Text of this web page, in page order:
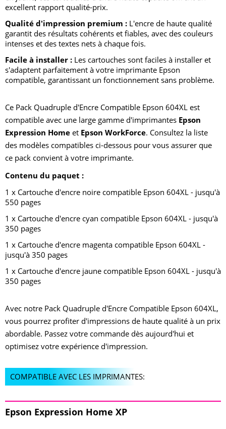
excellent rapport qualité-prix.
Qualité d'impression premium : L'encre de haute qualité
garantit des résultats cohérents et fiables, avec des couleurs
intenses et des textes nets à chaque fois.
Facile à installer : Les cartouches sont faciles à installer et
s'adaptent parfaitement à votre imprimante Epson
compatible, garantissant un fonctionnement sans problème.
Ce Pack Quadruple d'Encre Compatible Epson 604XL est
compatible avec une large gamme d'imprimantes Epson
Expression Home et Epson WorkForce. Consultez la liste
des modèles compatibles ci-dessous pour vous assurer que
ce pack convient à votre imprimante.
Contenu du paquet :
1 x Cartouche d'encre noire compatible Epson 604XL - jusqu'à
550 pages
1 x Cartouche d'encre cyan compatible Epson 604XL - jusqu'à
350 pages
1 x Cartouche d'encre magenta compatible Epson 604XL -
jusqu'à 350 pages
1 x Cartouche d'encre jaune compatible Epson 604XL - jusqu'à
350 pages
Avec notre Pack Quadruple d'Encre Compatible Epson 604XL,
vous pourrez profiter d'impressions de haute qualité à un prix
abordable. Passez votre commande dès aujourd'hui et
optimisez votre expérience d'impression.
COMPATIBLE AVEC LES IMPRIMANTES:
Epson Expression Home XP